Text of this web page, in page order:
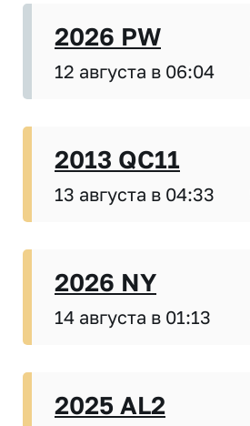
2026 PW
12 августа в 06:04
2013 QC11
13 августа в 04:33
2026 NY
14 августа в 01:13
2025 AL2